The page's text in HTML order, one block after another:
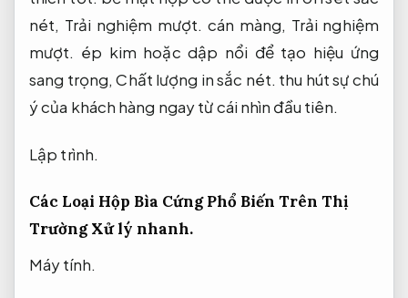
nét, Trải nghiệm mượt. cán màng, Trải nghiệm
mượt. ép kim hoặc dập nổi để tạo hiệu ứng
sang trọng,Chất lượng in sắc nét. thu hút sự chú
ý của khách hàng ngay từ cái nhìn đầu tiên.
Lập trình.
Các Loại Hộp Bìa Cứng Phổ Biến Trên Thị
TrườngXử lý nhanh.
Máy tính.